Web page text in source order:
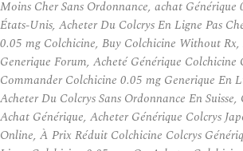
Moins Cher Sans Ordonnance, achat Générique
États-Unis, Acheter Du Colcrys En Ligne Pas
0.05 mg Colchicine, Buy Colchicine Without
Generique Forum, Acheté Générique Colchicine
Commander Colchicine 0.05 mg Generique En
Acheter Du Colcrys Sans Ordonnance En
Achat Générique, Acheter Générique Colcrys
Online, À Prix Réduit Colchicine Colcrys